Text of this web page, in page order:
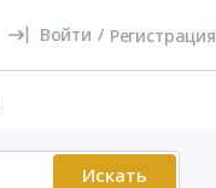
Войти / Регистрация
Искать